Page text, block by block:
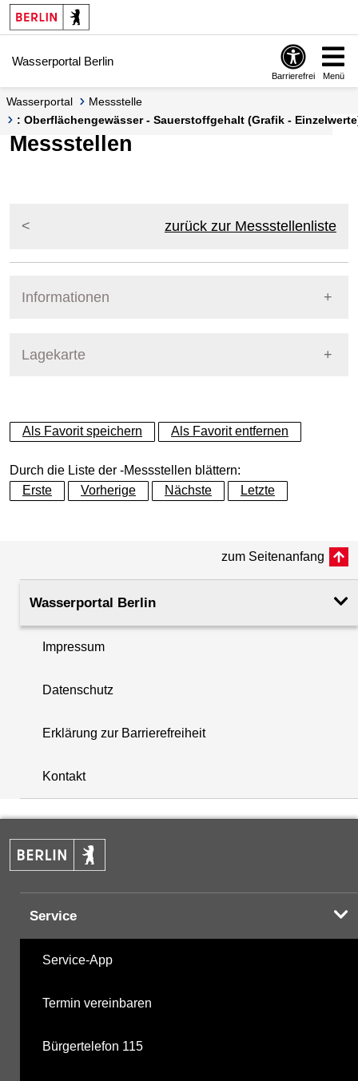
Springe zur Navigation
Springe zum Inhalt
Wasserportal Berlin
Barrierefrei Menü
Wasserportal
Messstelle
: Oberflächengewässer - Sauerstoffgehalt (Grafik -
Messstellen
zurück zur Messstellenliste
Informationen
Lagekarte
+
−
+
−
Als Favorit speichern Als Favorit entfernen
Durch die Liste der -Messstellen blättern:
Erste
Vorherige Nächste Letzte
zum Seitenanfang
Wasserportal Berlin
Impressum
Datenschutz
Erklärung zur Barrierefreiheit
Kontakt
Service
Service-App
Termin vereinbaren
Bürgertelefon 115